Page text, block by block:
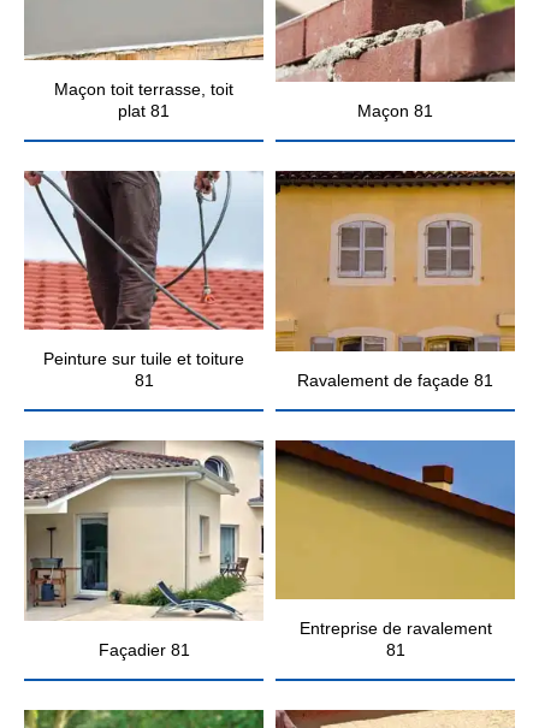
Maçon toit terrasse, toit
plat 81
Maçon 81
Peinture sur tuile et toiture
81
Ravalement de façade 81
Façadier 81
Entreprise de ravalement
81